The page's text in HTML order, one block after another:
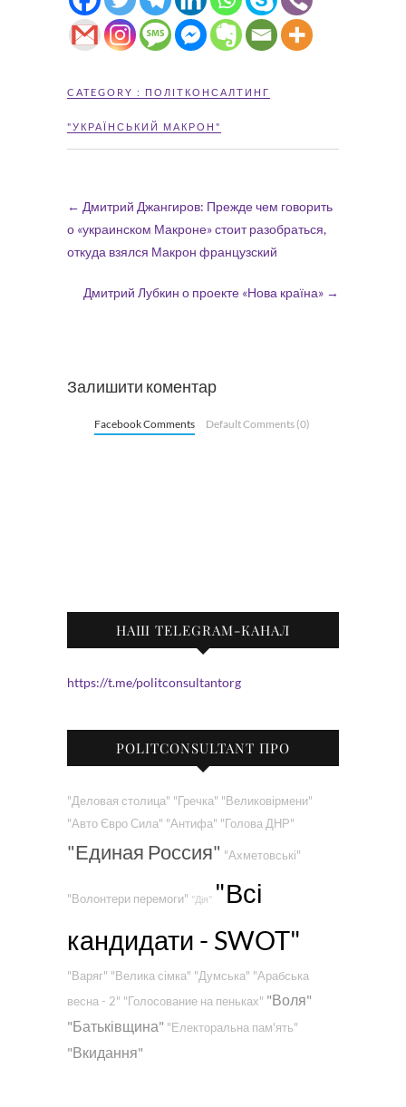
CATEGORY : ПОЛІТКОНСАЛТИНГ
"УКРАЇНСЬКИЙ МАКРОН"
← Дмитрий Джангиров: Прежде чем говорить
о «украинском Макроне» стоит разобраться,
откуда взялся Макрон французский
Дмитрий Лубкин о проекте «Нова країна» →
Залишити коментар
Facebook Comments Default Comments (0)
НАШ TELEGRAM-КАНАЛ
https://t.me/politconsultantorg
POLITCONSULTANT ПРО
"Деловая столица" "Гречка" "Великовірмени"
"Авто Євро Сила" "Антифа" "Голова ДНР"
"Единая Россия" "Ахметовські"
"Волонтери перемоги" "Дія" "Всі
кандидати - SWOT"
"Варяг" "Велика сімка" "Думська" "Арабська
весна - 2" "Голосование на пеньках" "Воля"
"Батьківщина" "Електоральна пам'ять"
"Вкидання"